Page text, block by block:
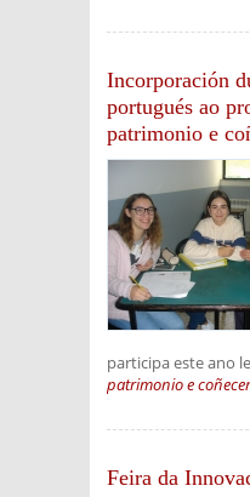
Incorporación
portugués ao
patrimonio e
participa este ano
patrimonio e
Feira da